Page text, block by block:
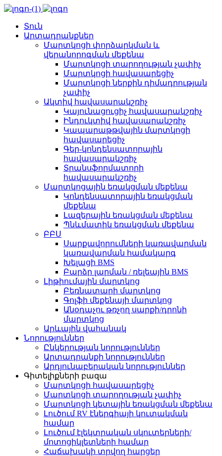
Տուն
Արտադրանքներ
Մարտկոցի փորձարկման և
վերանորոգման մեքենա
Մարտկոցի տարողության չափիչ
Մարտկոցի հավասարեցիչ
Մարտկոցի ներքին դիմադրության
չափիչ
Ակտիվ հավասարակշռիչ
Կայունացուցիչ հավասարակշռիչ
Ինդուկտիվ հավասարակշռիչ
Կապարաթթվային մարտկոցի
հավասարեցիչ
Գեր-կոնդենսատորային
հավասարակշռիչ
Տրանսֆորմատորի
հավասարակշռիչ
Մարտկոցային եռակցման մեքենա
Կոնդենսատորային եռակցման
մեքենա
Լազերային եռակցման մեքենա
Պնևմատիկ եռակցման մեքենա
ԲԲՍ
Սարքավորումների կառավարման
կառավարման համակարգ
Խելացի BMS
Բարձր լարման / ռելեային BMS
Լիթիումային մարտկոց
Բեռնատարի մարտկոց
Գոլֆի մեքենայի մարտկոց
Անօդաչու թռչող սարքի/դրոնի
մարտկոց
Արևային վահանակ
Նորություններ
Ընկերության նորություններ
Արտադրանքի նորություններ
Արդյունաբերական նորություններ
Գիտելիքների բազա
Մարտկոցի հավասարեցիչ
Մարտկոցի տարողության չափիչ
Մարտկոցի կետային եռակցման մեքենա
Լուծում RV էներգիայի կուտակման
համար
Լուծում էլեկտրական սկուտերների/
մոտոցիկլետների համար
Հաճախակի տրվող հարցեր